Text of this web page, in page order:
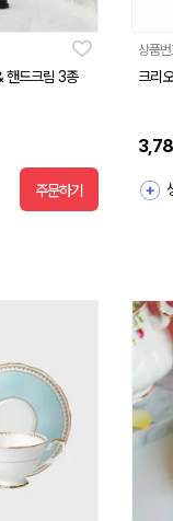
핸드크림 3종
주문하기
상품
크리